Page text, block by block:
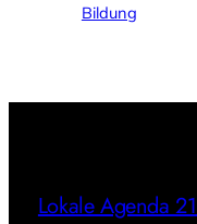
Bildung
Lokale Agenda